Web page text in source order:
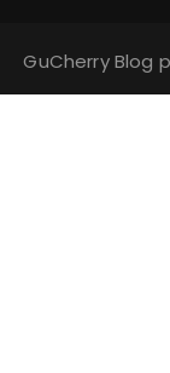
GuCherry Blog